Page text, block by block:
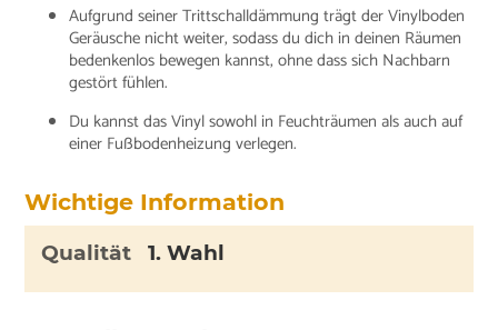
Aufgrund seiner Trittschalldämmung trägt der Vinylboden
Geräusche nicht weiter, sodass du dich in deinen Räumen
bedenkenlos bewegen kannst, ohne dass sich Nachbarn
gestört fühlen.
Du kannst das Vinyl sowohl in Feuchträumen als auch auf
einer Fußbodenheizung verlegen.
Wichtige Information
Qualität 1. Wahl